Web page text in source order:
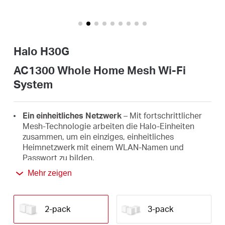
Halo H30G
AC1300 Whole Home Mesh Wi-Fi
System
Ein einheitliches Netzwerk– Mit fortschrittlicher
Mesh-Technologie arbeiten die Halo-Einheiten
zusammen, um ein einziges, einheitliches
Heimnetzwerk mit einem WLAN-Namen und
Passwort zu bilden.
Nahtloses Roaming
bewegen, und erhalten Sie stets das beste Signal
für die schnellsten Verbindungen auf all Ihren
Geräten.
Mehr zeigen
2-pack 3-pack